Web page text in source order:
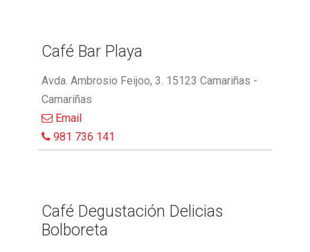
Café Bar Playa
Avda. Ambrosio Feijoo, 3. 15123 Camariñas -
Camariñas
Email
981 736 141
Café Degustación Delicias
Bolboreta